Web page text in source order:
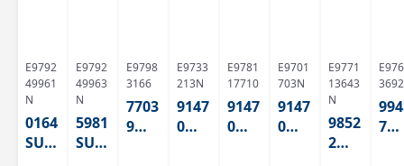
E9792
49961
N
0164
SU
E9792
49963
N
5981
SU
E9798
3166
7703
9
E9733
213N
9147
0
E9781
17710
9147
0
E9701
703N
9147
0
E9771
13643
N
9852
2
7